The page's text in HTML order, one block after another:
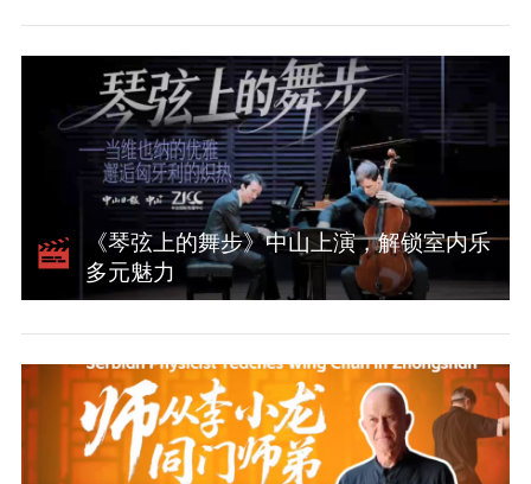
《琴弦上的舞步》中山上演，解锁室内乐
多元魅力